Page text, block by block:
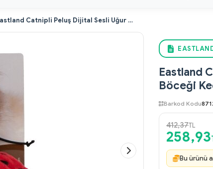
Eastland Catnipli Peluş Dijital Sesli Uğur Böceği Kedi Oyuncağı
Eastland
Böceği
Barkod Kodu
412,37TL
258,93
Bu ürünü